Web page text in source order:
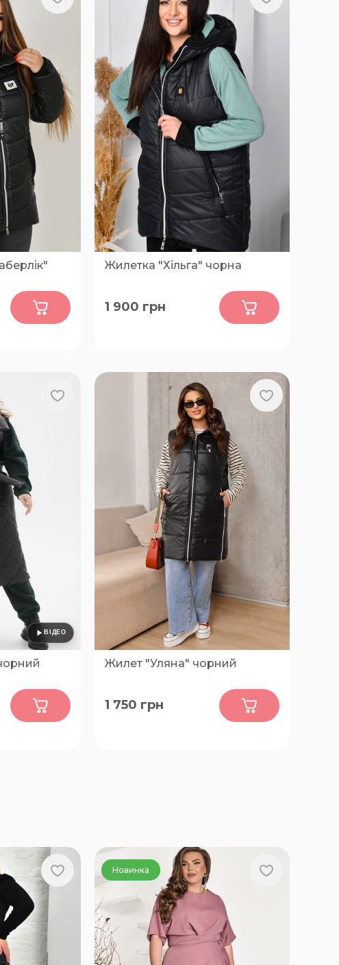
Жилетка "Хільга" чорна
50-52, 54-56, 58-60, 62-64
1 900 грн
62, 64-66,
Жилет "Уляна" чорний
50-52, 54-56, 58-60, 62-64
1 750 грн
Новинка